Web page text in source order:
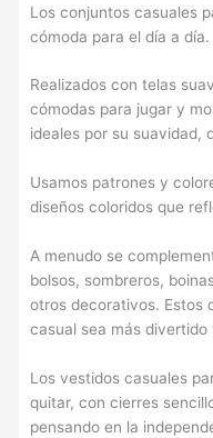
Los conjuntos casuales
cómoda para el día a día.
Realizados con telas
cómodas para jugar y
ideales por su suavidad,
Usamos patrones y
diseños coloridos que
A menudo se
bolsos, sombreros,
otros decorativos. Estos
casual sea más divertido
Los vestidos casuales
quitar, con cierres
pensando en la